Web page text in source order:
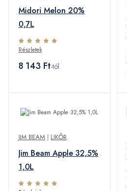
Midori Melon 20%
0,7L
Részletek
8 143 Ft-tól
JIM BEAM | LIKŐR
Jim Beam Apple 32,5%
1,0L